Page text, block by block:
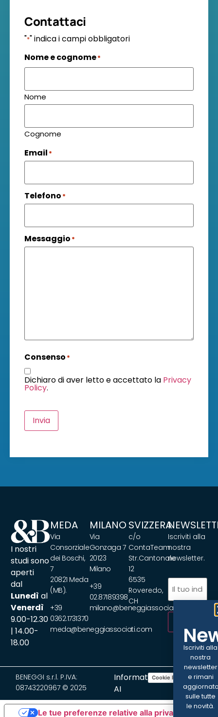
Contattaci
"*" indica i campi obbligatori
Nome e cognome*
Nome
Cognome
Email *
Telefono *
Messaggio *
Consenso *
Dichiaro di aver letto e accettato la Privacy
Policy.
Invia
I nostri
studi sono
aperti
dal
Lunedì al
Venerdì
9.00-12.30
| 14.00-
18.00
MEDA
Via
Consorziale
dei Boschi,
7
20821 Meda
(MB).
+39
0362.1731370
meda@beneggiassociati.com
MILANO
Via
Gonzaga 7
20123
Milano
+39
02.87189398
milano@beneggiassociati.com
SVIZZERA
c/o
ContaTeam
Str.Cantonale
12
6535
Roveredo,
CH
Iscriviti alla
nostra
newsletter.
Email
BENEGGI s.r.l. P.IVA:
08743220967 © 2025
Informativa
AI
Cookie PolicyPrivacy Policy
Le tue preferenze relative alla privacy
Iscriviti alla
nostra
newsletter
e rimani
sulle tutte
le novità.